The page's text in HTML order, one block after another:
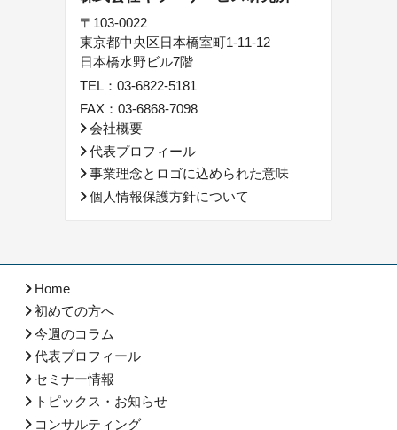
〒103-0022
東京都中央区日本橋室町1-11-12
日本橋水野ビル7階
TEL： 03-6822-5181
FAX：03-6868-7098
会社概要
代表プロフィール
事業理念とロゴに込められた意味
個人情報保護方針について
Home
初めての方へ
今週のコラム
代表プロフィール
セミナー情報
トピックス・お知らせ
コンサルティング